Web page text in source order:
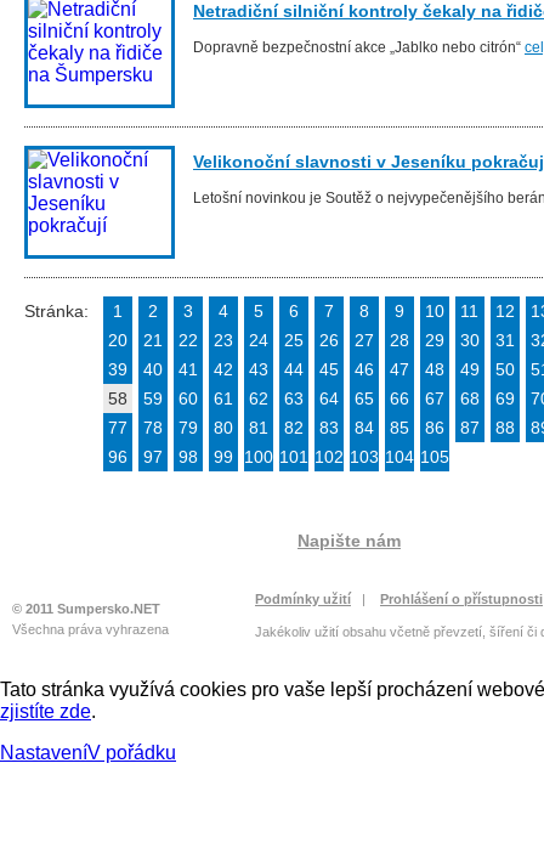
Netradiční silniční kontroly čekaly na
Dopravně bezpečnostní akce „Jablko nebo citrón“
Velikonoční slavnosti v Jeseníku
Letošní novinkou je Soutěž o nejvypečenějšího
Stránka: 1 2 3 4 5 6 7 8 9 10 11 12
20
21 22 23 24 25 26 27 28 29 30 31
39
40 41 42 43 44 45 46 47 48 49 50
58
59 60 61 62 63 64 65 66 67 68 69
77
78 79 80 81 82 83 84 85 86 87 88
96
97 98 99 100 101 102 103 104 105
© 2011 Sumpersko.NET
Všechna práva vyhrazena
Napište nám
Podmínky užití | Prohlášení o přístupnosti
Jakékoliv užití obsahu včetně převzetí, šíření či
Tato stránka využívá cookies pro vaše lepší procházení
zjistíte zde.
NastaveníV pořádku